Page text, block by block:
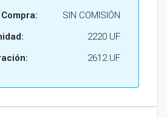
SIN COMISIÓN
2220 UF
2612 UF